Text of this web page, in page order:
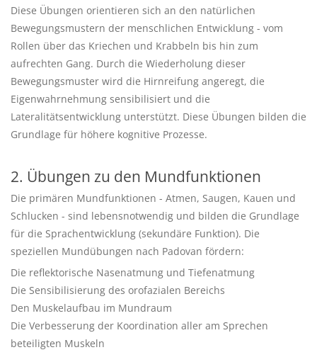
Diese Übungen orientieren sich an den natürlichen
Bewegungsmustern der menschlichen Entwicklung - vom
Rollen über das Kriechen und Krabbeln bis hin zum
aufrechten Gang. Durch die Wiederholung dieser
Bewegungsmuster wird die Hirnreifung angeregt, die
Eigenwahrnehmung sensibilisiert und die
Lateralitätsentwicklung unterstützt. Diese Übungen bilden die
Grundlage für höhere kognitive Prozesse.
2. Übungen zu den Mundfunktionen
Die primären Mundfunktionen - Atmen, Saugen, Kauen und
Schlucken - sind lebensnotwendig und bilden die Grundlage
für die Sprachentwicklung (sekundäre Funktion). Die
speziellen Mundübungen nach Padovan fördern:
Die reflektorische Nasenatmung und Tiefenatmung
Die Sensibilisierung des orofazialen Bereichs
Den Muskelaufbau im Mundraum
Die Verbesserung der Koordination aller am Sprechen
beteiligten Muskeln